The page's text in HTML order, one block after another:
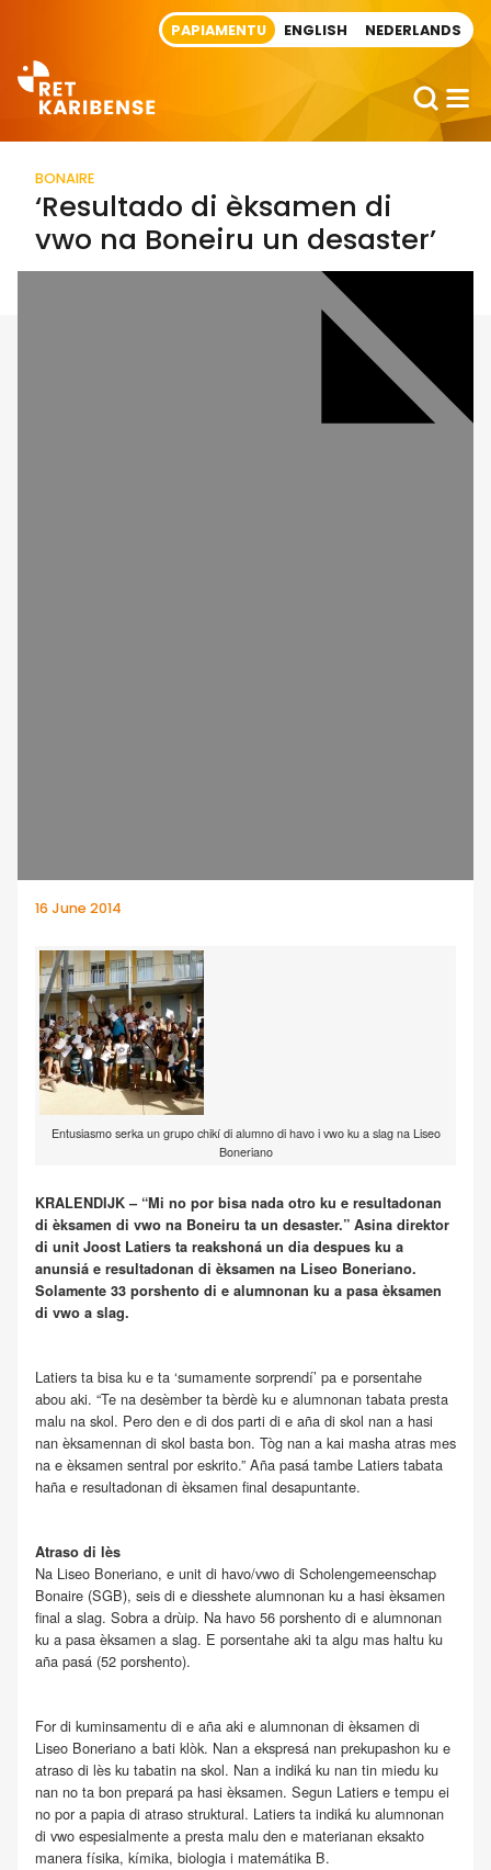
PAPIAMENTU ENGLISH NEDERLANDS
BONAIRE
‘Resultado di èksamen di
vwo na Boneiru un desaster’
16 June 2014
Entusiasmo serka un grupo chikí di alumno di havo i vwo ku a slag na Liseo
Boneriano
KRALENDIJK – “Mi no por bisa nada otro ku e resultadonan
di èksamen di vwo na Boneiru ta un desaster.” Asina direktor
di unit Joost Latiers ta reakshoná un dia despues ku a
anunsiá e resultadonan di èksamen na Liseo Boneriano.
Solamente 33 porshento di e alumnonan ku a pasa èksamen
di vwo a slag.
Latiers ta bisa ku e ta ‘sumamente sorprendí’ pa e porsentahe
abou aki. “Te na desèmber ta bèrdè ku e alumnonan tabata presta
malu na skol. Pero den e di dos parti di e aña di skol nan a hasi
nan èksamennan di skol basta bon. Tòg nan a kai masha atras mes
na e èksamen sentral por eskrito.” Aña pasá tambe Latiers tabata
haña e resultadonan di èksamen final desapuntante.
Atraso di lès
Na Liseo Boneriano, e unit di havo/vwo di Scholengemeenschap
Bonaire (SGB), seis di e diesshete alumnonan ku a hasi èksamen
final a slag. Sobra a drùip. Na havo 56 porshento di e alumnonan
ku a pasa èksamen a slag. E porsentahe aki ta algu mas haltu ku
aña pasá (52 porshento).
For di kuminsamentu di e aña aki e alumnonan di èksamen di
Liseo Boneriano a bati klòk. Nan a ekspresá nan prekupashon ku e
atraso di lès ku tabatin na skol. Nan a indiká ku nan tin miedu ku
nan no ta bon prepará pa hasi èksamen. Segun Latiers e tempu ei
no por a papia di atraso struktural. Latiers ta indiká ku alumnonan
di vwo espesialmente a presta malu den e materianan eksakto
manera físika, kímika, biologia i matemátika B.